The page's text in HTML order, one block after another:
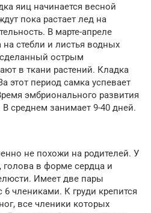
яиц начинается весной
пока растает лед на
В марте-апреле
стебли и листья водных
сделанный острым
в ткани растений. Кладка
этот период самка успевает
эмбрионального развития
среднем занимает 9-40 дней.
не похожи на родителей. У
в форме сердца и
Имеет две пары
6 члениками. К груди крепится
все членики которых